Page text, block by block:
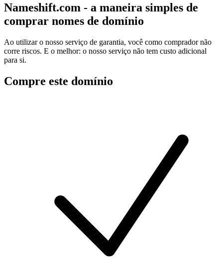
Nameshift.com - a maneira simples de
comprar nomes de domínio
Ao utilizar o nosso serviço de garantia, você como comprador não
corre riscos. E o melhor: o nosso serviço não tem custo adicional
para si.
Compre este domínio